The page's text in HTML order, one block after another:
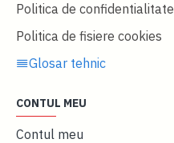
Politica de confidentialitate
Politica de fisiere cookies
Glosar tehnic
CONTUL MEU
Contul meu